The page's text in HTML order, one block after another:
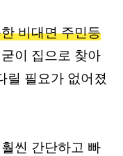
비대면 주민등
굳이 집으로 찾아
릴 필요가 없어졌
씬 간단하고 빠